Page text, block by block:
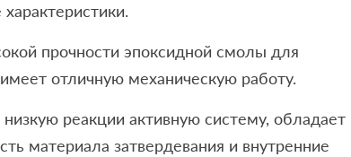
прочности эпоксидной смолы для
отличную механическую работу.
реакции активную систему, обладает
материала затвердевания и внутренние